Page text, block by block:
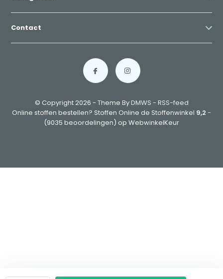
Contact
© Copyright 2026 - Theme ByDMWS - RSS-feed
Online stoffen bestellen? Stoffen Online de Stoffenwinkel 9,2 -
(9035 beoordelingen) op WebwinkelKeur